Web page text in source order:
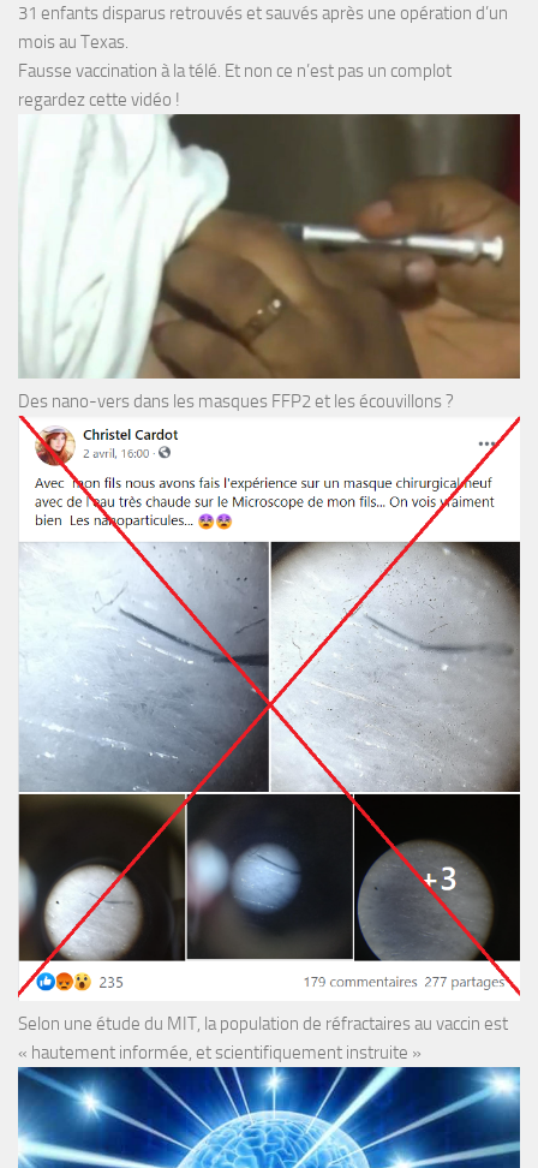
31 enfants disparus retrouvés et sauvés après une opération d’un
mois au Texas.
Fausse vaccination à la télé. Et non ce n’est pas un complot
regardez cette vidéo !
Des nano-vers dans les masques FFP2 et les écouvillons ?
Selon une étude du MIT, la population de réfractaires au vaccin est
« hautement informée, et scientifiquement instruite »